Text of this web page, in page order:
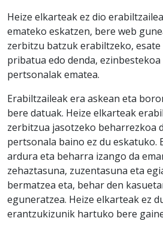
Heize elkarteak ez dio
emateko eskatzen, bere web
zerbitzu batzuk erabiltzeko,
pribatua edo denda,
pertsonalak ematea.
Erabiltzaileak era askean eta
bere datuak. Heize elkarteak
zerbitzua jasotzeko beharrezkoa
pertsonala baino ez du eskatuko.
ardura eta beharra izango da
zehaztasuna, zuzentasuna eta
bermatzea eta, behar den
eguneratzea. Heize elkarteak ez
erantzukizunik hartuko bere